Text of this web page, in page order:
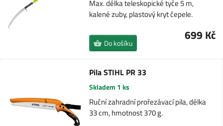
Max. délka teleskopické tyče 5 m,
kalené zuby, plastový kryt čepele.
699 Kč
Do košíku
Pila STIHL PR 33
Skladem 1 ks
Ruční zahradní prořezávací pila, délka
33 cm, hmotnost 370 g.